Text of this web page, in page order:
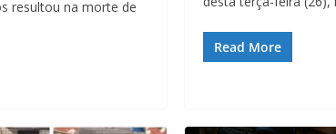
resultou na morte de
Read More